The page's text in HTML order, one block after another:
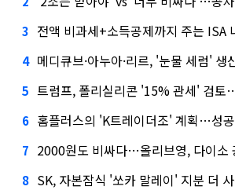
3 전액 비과세+소득공제까지 주는 ISA
4 메디큐브·아누아·리르, '눈물 세럼' 생
5 트럼프, 폴리실리콘 '15% 관세' 검토…한화
6 홈플러스의 'K트레이더조' 계획…성
7 2000원도 비싸다…올리브영, 다이소 공세
8 SK, 자본잠식 '쏘카 말레이' 지분 더